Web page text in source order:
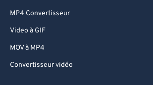
MP4 Convertisseur
Video à GIF
MOV à MP4
Convertisseur vidéo